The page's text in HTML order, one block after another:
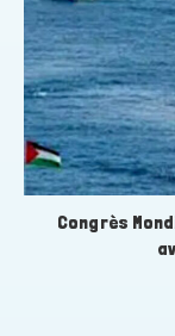
Congrès